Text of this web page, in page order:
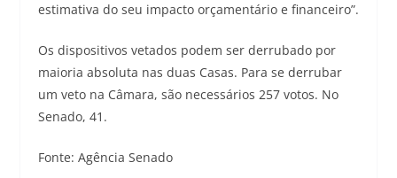
estimativa do seu impacto orçamentário e financeiro”.
Os dispositivos vetados podem ser derrubado por
maioria absoluta nas duas Casas. Para se derrubar
um veto na Câmara, são necessários 257 votos. No
Senado, 41.
Fonte: Agência Senado